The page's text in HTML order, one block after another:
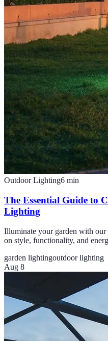
Outdoor Lighting6 min
The Essential Guide to
Lighting
Illuminate your garden with
on style, functionality, and
garden lightingoutdoor lighting
Aug 8